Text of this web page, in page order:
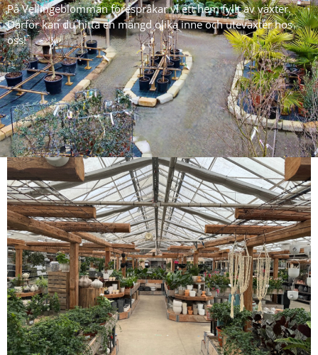
På Vellingeblomman förespråkar vi ett hem fyllt av växter.
Därför kan du hitta en mängd olika inne och uteväxter hos
oss!